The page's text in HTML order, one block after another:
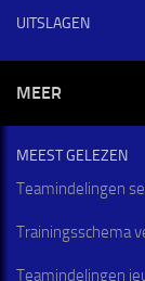
UITSLAGEN
MEER
MEEST GELEZEN
Teamindelingen
Trainingsschema
Teamindelingen